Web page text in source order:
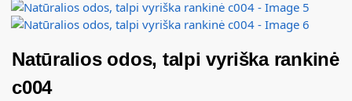
Natūralios odos, talpi vyriška rankinė
c004